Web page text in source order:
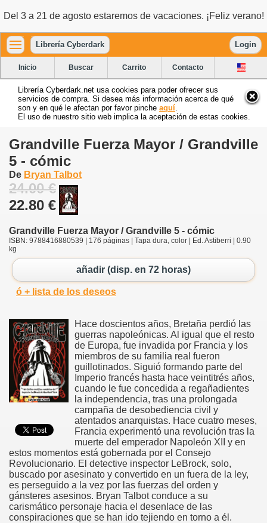
Del 3 a 21 de agosto estaremos de vacaciones. ¡Feliz verano!
Librería Cyberdark Login
Inicio Buscar Carrito Contacto
Librería Cyberdark.net usa cookies para poder ofrecer sus
servicios de compra. Si desea más información acerca de qué
son y en qué le afectan por favor pinche aquí
El uso de nuestro sitio web implica la aceptación de estas cookies.
Grandville Fuerza Mayor / Grandville
5 - cómic
De Bryan Talbot
24.00 €
22.80 €
Grandville Fuerza Mayor / Grandville 5 - cómic
ISBN: 9788416880539 | 176 páginas | Tapa dura, color | Ed. Astiberri | 0.90
kg
añadir (disp. en 72 horas)
ó + lista de los deseos
Hace doscientos años, Bretaña perdió las
guerras napoleónicas. Al igual que el resto
de Europa, fue invadida por Francia y los
miembros de su familia real fueron
guillotinados. Siguió formando parte del
Imperio francés hasta hace veintitrés años,
cuando le fue concedida a regañadientes
la independencia, tras una prolongada
campaña de desobediencia civil y
atentados anarquistas. Hace cuatro meses,
Francia experimentó una revolución tras la
muerte del emperador Napoleón XII y en
estos momentos está gobernada por el Consejo
Revolucionario. El detective inspector LeBrock, solo,
buscado por asesinato y convertido en un fuera de la ley,
es perseguido a la vez por las fuerzas del orden y
gánsteres asesinos. Bryan Talbot conduce a su
carismático personaje hacia el desenlace de las
conspiraciones que se han ido tejiendo en torno a él.